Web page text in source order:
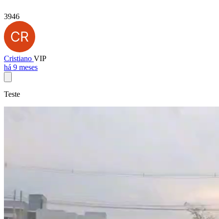
3946
Cristiano VIP
há 9 meses
Teste